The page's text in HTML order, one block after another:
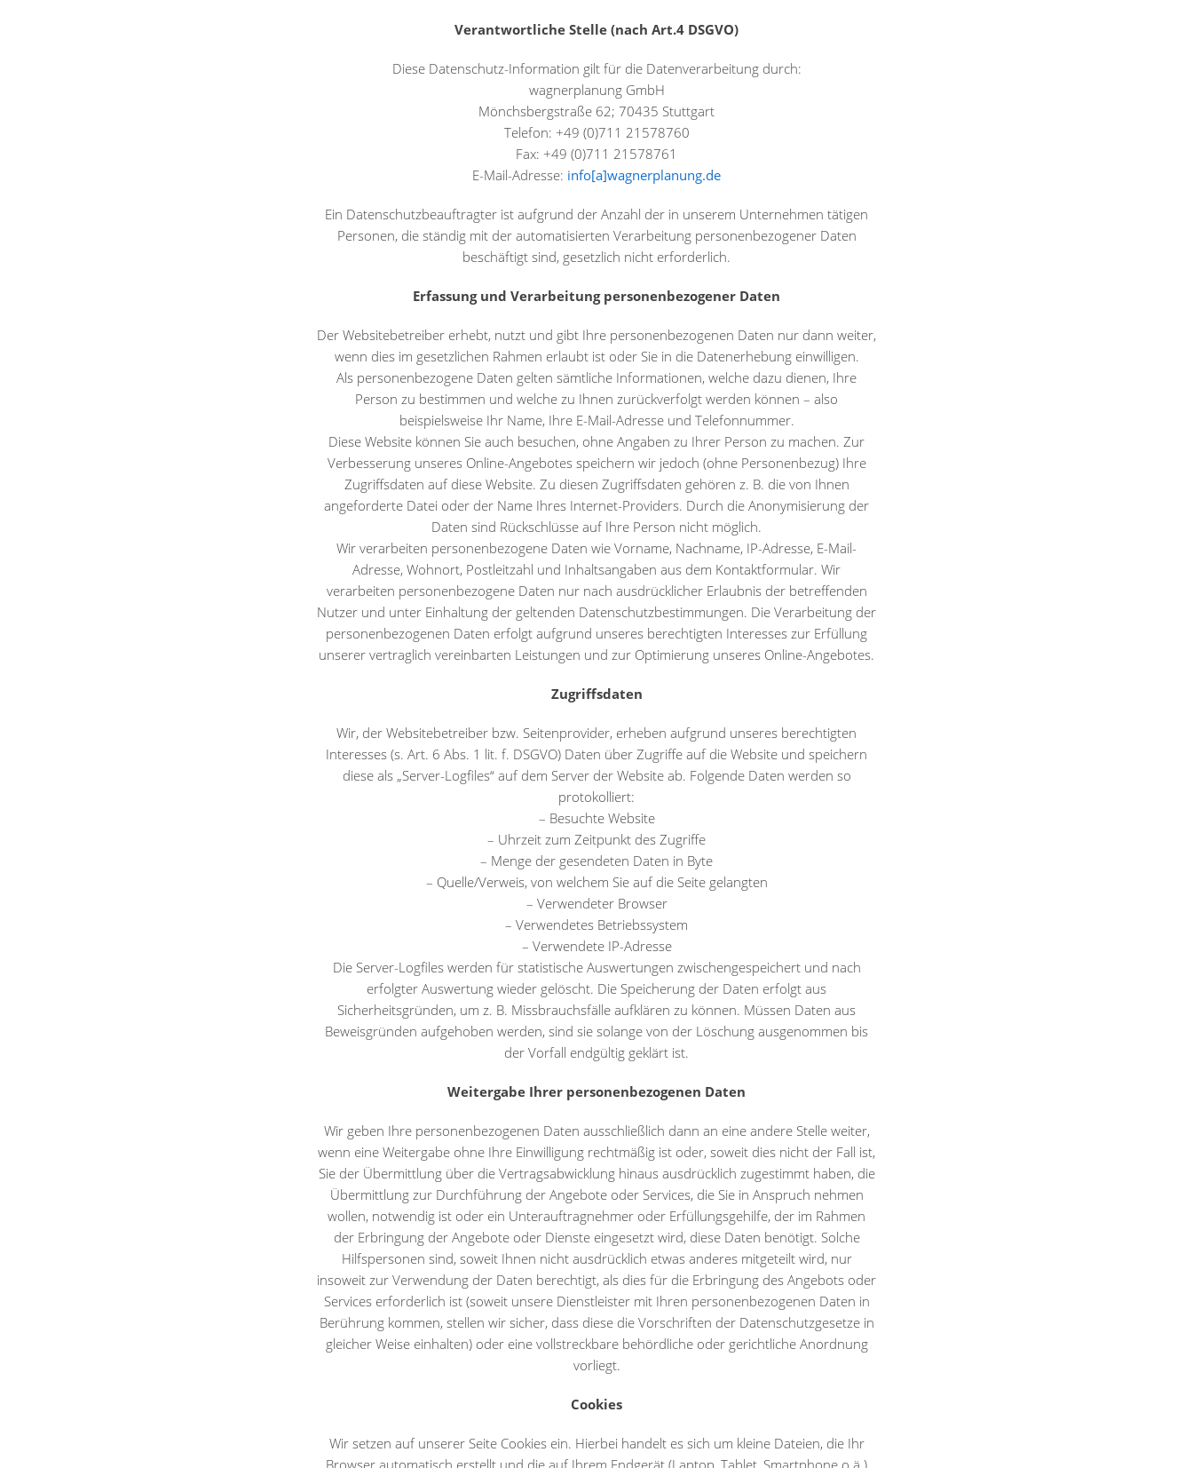
Verantwortliche Stelle (nach Art.4 DSGVO)
Diese Datenschutz-Information gilt für die Datenverarbeitung durch:
wagnerplanung GmbH
Mönchsbergstraße 62; 70435 Stuttgart
Telefon: +49 (0)711 21578760
Fax: +49 (0)711 21578761
E-Mail-Adresse: info[a]wagnerplanung.de
Ein Datenschutzbeauftragter ist aufgrund der Anzahl der in unserem Unternehmen tätigen
Personen, die ständig mit der automatisierten Verarbeitung personenbezogener Daten
beschäftigt sind, gesetzlich nicht erforderlich.
Erfassung und Verarbeitung personenbezogener Daten
Der Websitebetreiber erhebt, nutzt und gibt Ihre personenbezogenen Daten nur dann weiter,
wenn dies im gesetzlichen Rahmen erlaubt ist oder Sie in die Datenerhebung einwilligen.
Als personenbezogene Daten gelten sämtliche Informationen, welche dazu dienen, Ihre
Person zu bestimmen und welche zu Ihnen zurückverfolgt werden können – also
beispielsweise Ihr Name, Ihre E-Mail-Adresse und Telefonnummer.
Diese Website können Sie auch besuchen, ohne Angaben zu Ihrer Person zu machen. Zur
Verbesserung unseres Online-Angebotes speichern wir jedoch (ohne Personenbezug) Ihre
Zugriffsdaten auf diese Website. Zu diesen Zugriffsdaten gehören z. B. die von Ihnen
angeforderte Datei oder der Name Ihres Internet-Providers. Durch die Anonymisierung der
Daten sind Rückschlüsse auf Ihre Person nicht möglich.
Wir verarbeiten personenbezogene Daten wie Vorname, Nachname, IP-Adresse, E-Mail-
Adresse, Wohnort, Postleitzahl und Inhaltsangaben aus dem Kontaktformular. Wir
verarbeiten personenbezogene Daten nur nach ausdrücklicher Erlaubnis der betreffenden
Nutzer und unter Einhaltung der geltenden Datenschutzbestimmungen. Die Verarbeitung der
personenbezogenen Daten erfolgt aufgrund unseres berechtigten Interesses zur Erfüllung
unserer vertraglich vereinbarten Leistungen und zur Optimierung unseres Online-Angebotes.
Zugriffsdaten
Wir, der Websitebetreiber bzw. Seitenprovider, erheben aufgrund unseres berechtigten
Interesses (s. Art. 6 Abs. 1 lit. f. DSGVO) Daten über Zugriffe auf die Website und speichern
diese als „Server-Logfiles“ auf dem Server der Website ab. Folgende Daten werden so
protokolliert:
– Besuchte Website
– Uhrzeit zum Zeitpunkt des Zugriffe
– Menge der gesendeten Daten in Byte
– Quelle/Verweis, von welchem Sie auf die Seite gelangten
– Verwendeter Browser
– Verwendetes Betriebssystem
– Verwendete IP-Adresse
Die Server-Logfiles werden für statistische Auswertungen zwischengespeichert und nach
erfolgter Auswertung wieder gelöscht. Die Speicherung der Daten erfolgt aus
Sicherheitsgründen, um z. B. Missbrauchsfälle aufklären zu können. Müssen Daten aus
Beweisgründen aufgehoben werden, sind sie solange von der Löschung ausgenommen bis
der Vorfall endgültig geklärt ist.
Weitergabe Ihrer personenbezogenen Daten
Wir geben Ihre personenbezogenen Daten ausschließlich dann an eine andere Stelle weiter,
wenn eine Weitergabe ohne Ihre Einwilligung rechtmäßig ist oder, soweit dies nicht der Fall ist,
Sie der Übermittlung über die Vertragsabwicklung hinaus ausdrücklich zugestimmt haben, die
Übermittlung zur Durchführung der Angebote oder Services, die Sie in Anspruch nehmen
wollen, notwendig ist oder ein Unterauftragnehmer oder Erfüllungsgehilfe, der im Rahmen
der Erbringung der Angebote oder Dienste eingesetzt wird, diese Daten benötigt. Solche
Hilfspersonen sind, soweit Ihnen nicht ausdrücklich etwas anderes mitgeteilt wird, nur
insoweit zur Verwendung der Daten berechtigt, als dies für die Erbringung des Angebots oder
Services erforderlich ist (soweit unsere Dienstleister mit Ihren personenbezogenen Daten in
Berührung kommen, stellen wir sicher, dass diese die Vorschriften der Datenschutzgesetze in
gleicher Weise einhalten) oder eine vollstreckbare behördliche oder gerichtliche Anordnung
vorliegt.
Cookies
Wir setzen auf unserer Seite Cookies ein. Hierbei handelt es sich um kleine Dateien, die Ihr
Browser automatisch erstellt und die auf Ihrem Endgerät (Laptop, Tablet, Smartphone o.ä.)